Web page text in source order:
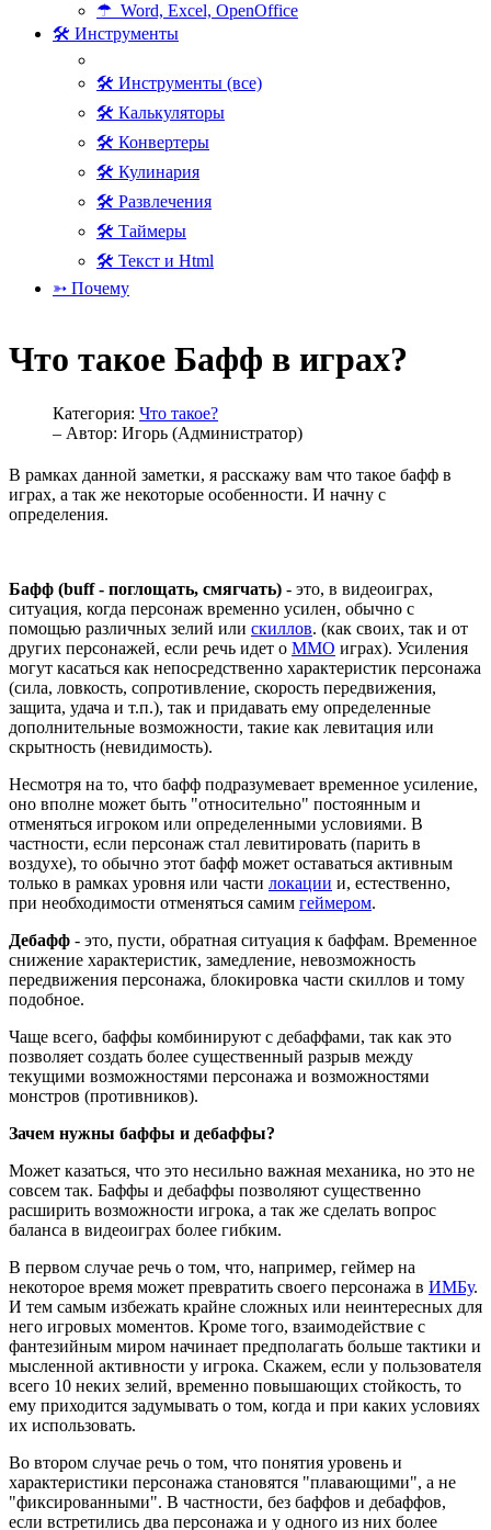
☂ Word, Excel, OpenOffice
🛠 Инструменты
🛠 Инструменты (все)
🛠 Калькуляторы
🛠 Конвертеры
🛠 Кулинария
🛠 Развлечения
🛠 Таймеры
🛠 Текст и Html
➳ Почему
Что такое Бафф в играх?
Категория: Что такое?
– Автор: Игорь (Администратор)
В рамках данной заметки, я расскажу вам что такое бафф в
играх, а так же некоторые особенности. И начну с
определения.
Бафф (buff - поглощать, смягчать) - это, в видеоиграх,
ситуация, когда персонаж временно усилен, обычно с
помощью различных зелий или скиллов. (как своих, так и от
других персонажей, если речь идет о ММО играх). Усиления
могут касаться как непосредственно характеристик персонажа
(сила, ловкость, сопротивление, скорость передвижения,
защита, удача и т.п.), так и придавать ему определенные
дополнительные возможности, такие как левитация или
скрытность (невидимость).
Несмотря на то, что бафф подразумевает временное усиление,
оно вполне может быть "относительно" постоянным и
отменяться игроком или определенными условиями. В
частности, если персонаж стал левитировать (парить в
воздухе), то обычно этот бафф может оставаться активным
только в рамках уровня или части локации и, естественно,
при необходимости отменяться самим геймером.
Дебафф - это, пусти, обратная ситуация к баффам. Временное
снижение характеристик, замедление, невозможность
передвижения персонажа, блокировка части скиллов и тому
подобное.
Чаще всего, баффы комбинируют с дебаффами, так как это
позволяет создать более существенный разрыв между
текущими возможностями персонажа и возможностями
монстров (противников).
Зачем нужны баффы и дебаффы?
Может казаться, что это несильно важная механика, но это не
совсем так. Баффы и дебаффы позволяют существенно
расширить возможности игрока, а так же сделать вопрос
баланса в видеоиграх более гибким.
В первом случае речь о том, что, например, геймер на
некоторое время может превратить своего персонажа в ИМБу.
И тем самым избежать крайне сложных или неинтересных для
него игровых моментов. Кроме того, взаимодействие с
фантезийным миром начинает предполагать больше тактики и
мысленной активности у игрока. Скажем, если у пользователя
всего 10 неких зелий, временно повышающих стойкость, то
ему приходится задумывать о том, когда и при каких условиях
их использовать.
Во втором случае речь о том, что понятия уровень и
характеристики персонажа становятся "плавающими", а не
"фиксированными". В частности, без баффов и дебаффов,
если встретились два персонажа и у одного из них более